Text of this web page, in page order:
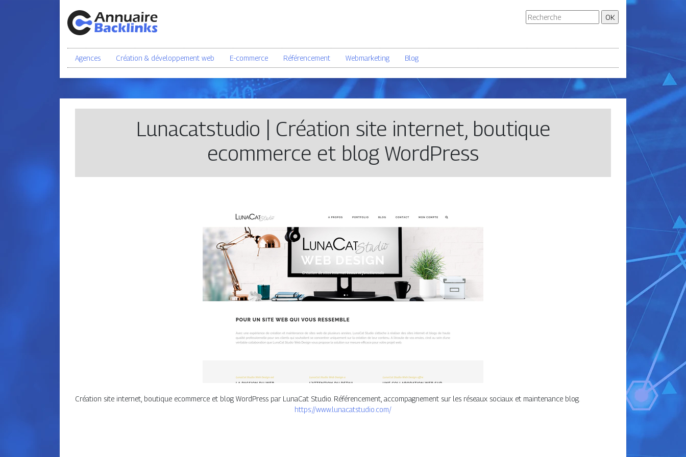
Agences Création & développement web E-commerce Référencement Webmarketing Blog
Lunacatstu­dio | Création site internet, boutique
ecommerce et blog WordPress
Création site internet, boutique ecommerce et blog WordPress par LunaCat Studio. Référencement, accompagnement sur les réseaux sociaux et maintenance blog.
https://www.lunacatstudio.com/